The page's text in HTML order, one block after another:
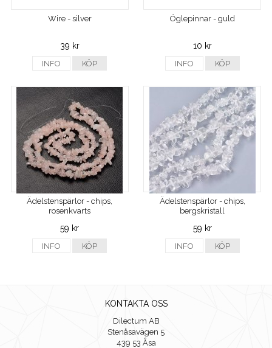
Wire - silver
39 kr
INFO KÖP
Öglepinnar - guld
10 kr
INFO KÖP
Ädelstenspärlor - chips,
rosenkvarts
59 kr
INFO KÖP
Ädelstenspärlor - chips,
bergskristall
59 kr
INFO KÖP
KONTAKTA OSS
Dilectum AB
Stenåsavägen 5
439 53 Åsa